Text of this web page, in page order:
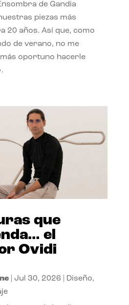
de Gandia
piezas más
20 años. Así que, como
de verano, no me
oportuno hacerle
que
el
Ovidi
| Jul 30, 2026 Diseño,